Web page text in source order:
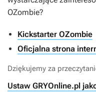
OZombie?
Kickstarter OZombie
Oficjalna strona
Dziękujemy za
Ustaw GRYOnline.pl